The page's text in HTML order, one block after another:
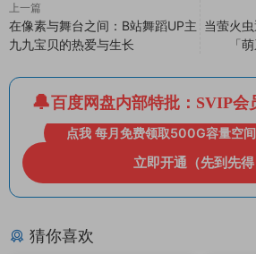
上一篇
在像素与舞台之间：B站舞蹈UP主
九九宝贝的热爱与生长
当萤火
「
百度网盘内部特批：SVIP会
点我 每月免费领取500G容量空
立即开通（先到先得
猜你喜欢